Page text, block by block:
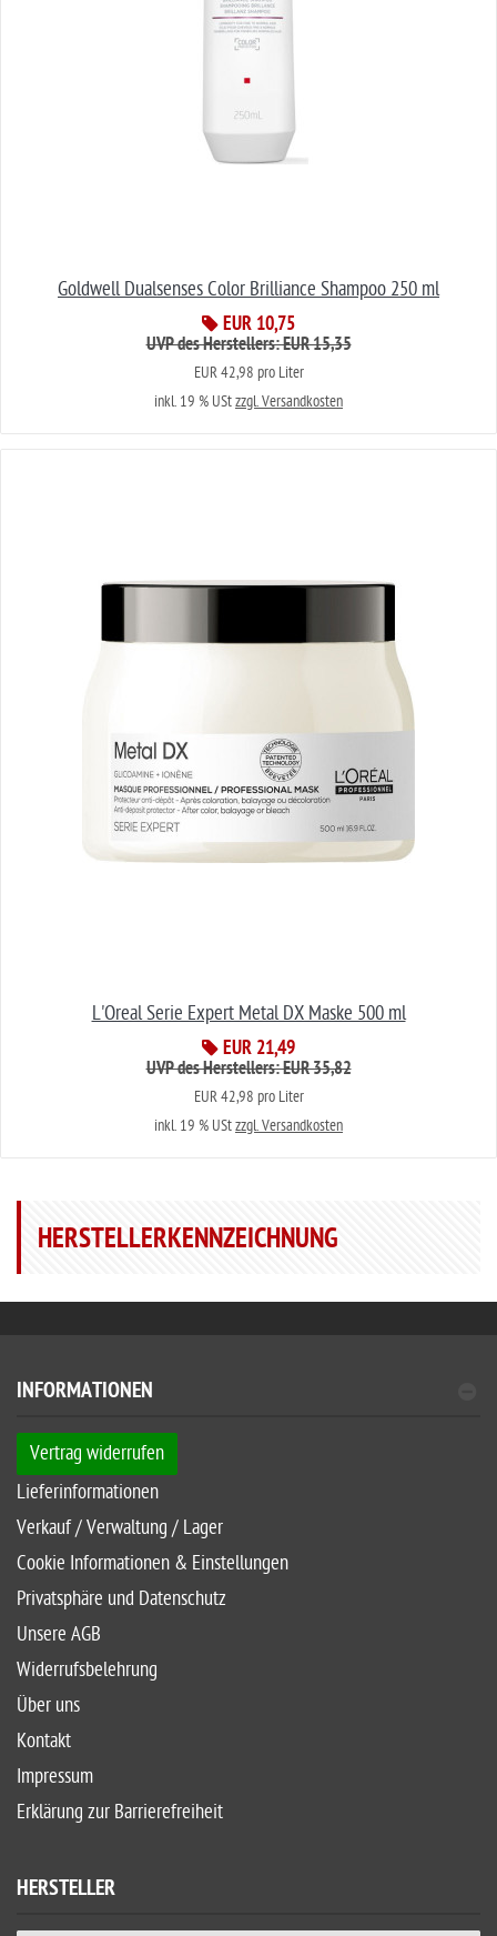
Goldwell Dualsenses Color Brilliance Shampoo 250 ml
EUR 10,75
UVP des Herstellers: EUR 15,35
EUR 42,98 pro Liter
inkl. 19 % UStzzgl. Versandkosten
L'Oreal Serie Expert Metal DX Maske 500 ml
EUR 21,49
UVP des Herstellers: EUR 35,82
EUR 42,98 pro Liter
inkl. 19 % UStzzgl. Versandkosten
HERSTELLERKENNZEICHNUNG
INFORMATIONEN
Vertrag widerrufen
Lieferinformationen
Verkauf / Verwaltung / Lager
Cookie Informationen & Einstellungen
Privatsphäre und Datenschutz
Unsere AGB
Widerrufsbelehrung
Über uns
Kontakt
Impressum
Erklärung zur Barrierefreiheit
HERSTELLER